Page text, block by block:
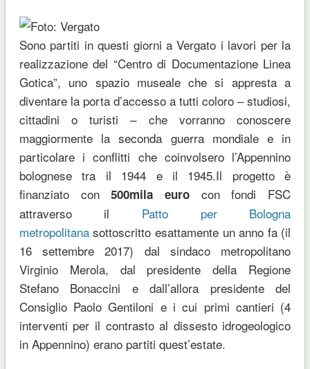
Sono partiti in questi giorni a Vergato i lavori per la
realizzazione del “Centro di Documentazione Linea
Gotica”, uno spazio museale che si appresta a
diventare la porta d’accesso a tutti coloro – studiosi,
cittadini o turisti – che vorranno conoscere
maggiormente la seconda guerra mondiale e in
particolare i conflitti che coinvolsero l’Appennino
bolognese tra il 1944 e il 1945.Il progetto è
finanziato con500mila euro con fondi FSC
attraverso il Patto per Bologna
metropolitanasottoscritto esattamente un anno fa (il
16 settembre 2017) dal sindaco metropolitano
Virginio Merola, dal presidente della Regione
Stefano Bonaccini e dall’allora presidente del
Consiglio Paolo Gentiloni e i cui primi cantieri (4
interventi per il contrasto al dissesto idrogeologico
in Appennino) erano partiti quest’estate.